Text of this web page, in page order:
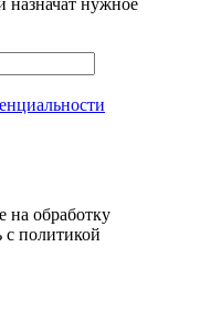
назначат нужное
на обработку
c политикой